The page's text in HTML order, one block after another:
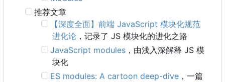
推荐文章
【深度全面】前端 JavaScript 模块化规范
进化论 ，记录了 JS 模块化的进化之路
JavaScript modules ，由浅入深解释 JS 模
块化
ES modules: A cartoon deep-dive ，一篇